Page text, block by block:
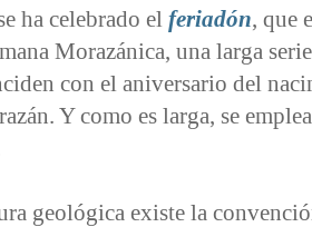
ha celebrado el feriadón, que
Morazánica, una larga
con el aniversario del
Y como es larga, se
geológica existe la